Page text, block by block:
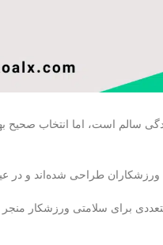
سالم است، اما انتخاب صحیح
طراحی شده‌اند و در
برای سلامتی ورزشکار